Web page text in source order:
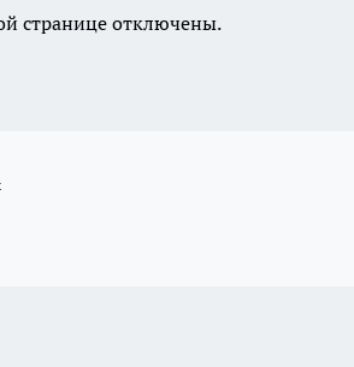
странице отключены.